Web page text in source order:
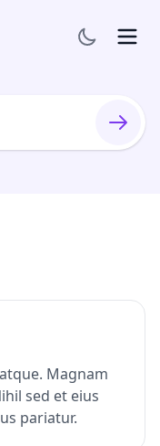
Magnam
sed et eius
pariatur.